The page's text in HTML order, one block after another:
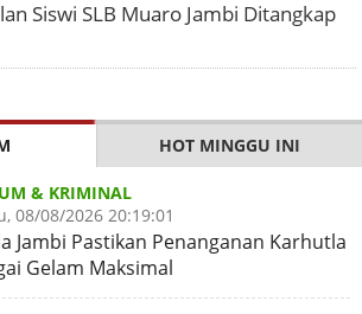
Siswi SLB Muaro Jambi Ditangkap
HOT MINGGU INI
& KRIMINAL
08/08/2026 20:19:01
Jambi Pastikan Penanganan Karhutla
Gelam Maksimal